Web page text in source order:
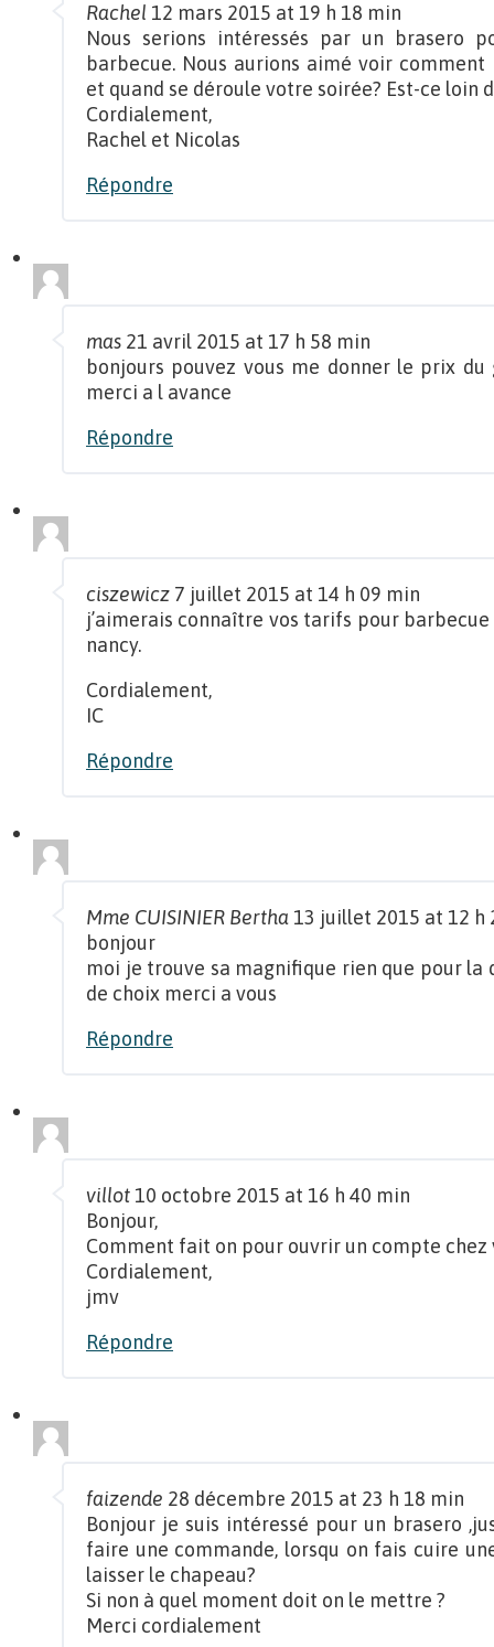
Rachel 12 mars 2015 at 19 h 18 min
Nous serions intéressés par un brasero
barbecue. Nous aurions aimé voir comment
et quand se déroule votre soirée? Est-ce loin
Cordialement,
Rachel et Nicolas
Répondre
mas 21 avril 2015 at 17 h 58 min
bonjours pouvez vous me donner le prix
merci a l avance
Répondre
ciszewicz 7 juillet 2015 at 14 h 09 min
j’aimerais connaître vos tarifs pour
nancy.
Cordialement,
IC
Répondre
Mme CUISINIER Bertha 13 juillet 2015 at 12 h
bonjour
moi je trouve sa magnifique rien que pour
de choix merci a vous
Répondre
villot 10 octobre 2015 at 16 h 40 min
Bonjour,
Comment fait on pour ouvrir un compte chez
Cordialement,
jmv
Répondre
faizende 28 décembre 2015 at 23 h 18 min
Bonjour je suis intéressé pour un brasero
faire une commande, lorsqu on fais cuire
laisser le chapeau?
Si non à quel moment doit on le mettre ?
Merci cordialement